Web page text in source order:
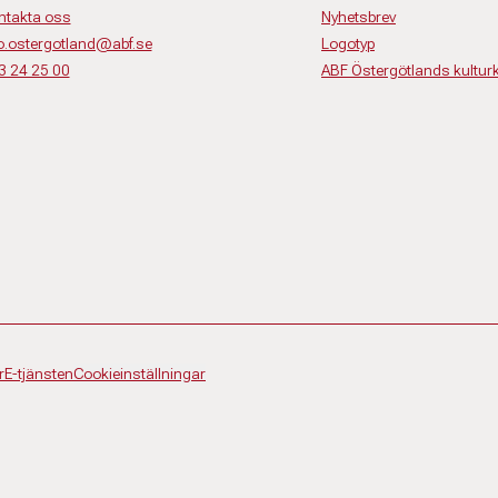
oss
24 25 00
Nyhetsbrev
Logotyp
ABF Östergötlands
E-tjänstenCookieinställningar